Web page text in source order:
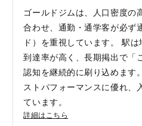
ゴールドジムは、人口密度の
合わせ、通勤・通学客が必ず
ド）を重視しています。 駅
到達率が高く、長期掲出で「
認知を継続的に刷り込めます
ストパフォーマンスに優れ、
ています。
詳細はこちら